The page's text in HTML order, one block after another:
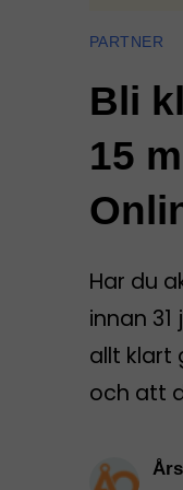
PARTNER
Bli
15
Har du
innan
allt klart
och att